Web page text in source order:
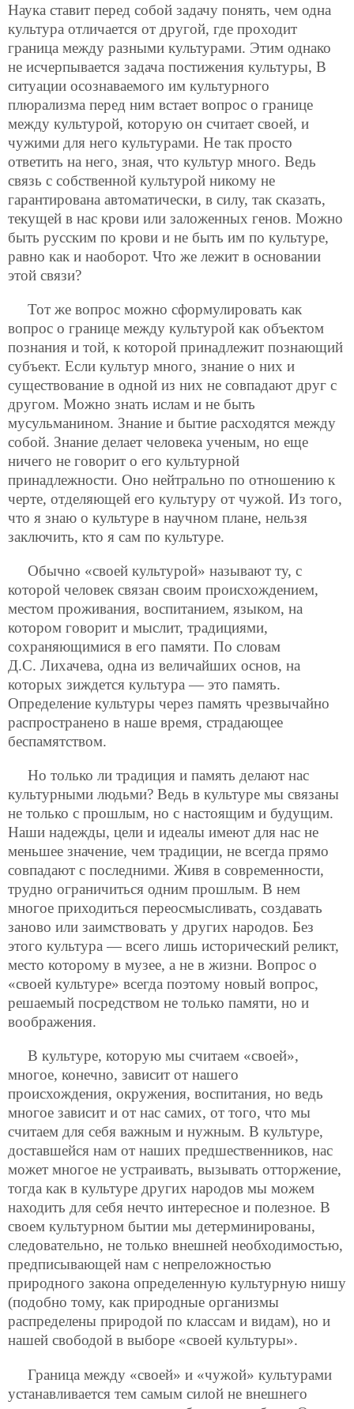
Наука ставит перед собой задачу понять, чем одна
культура отличается от другой, где проходит
граница между разными культурами. Этим однако
не исчерпывается задача постижения культуры, В
ситуации осознаваемого им культурного
плюрализма перед ним встает вопрос о границе
между культурой, которую он считает своей, и
чужими для него культурами. Не так просто
ответить на него, зная, что культур много. Ведь
связь с собственной культурой никому не
гарантирована автоматически, в силу, так сказать,
текущей в нас крови или заложенных генов. Можно
быть русским по крови и не быть им по культуре,
равно как и наоборот. Что же лежит в основании
этой связи?
Тот же вопрос можно сформулировать как
вопрос о границе между культурой как объектом
познания и той, к которой принадлежит познающий
субъект. Если культур много, знание о них и
существование в одной из них не совпадают друг с
другом. Можно знать ислам и не быть
мусульманином. Знание и бытие расходятся между
собой. Знание делает человека ученым, но еще
ничего не говорит о его культурной
принадлежности. Оно нейтрально по отношению к
черте, отделяющей его культуру от чужой. Из того,
что я знаю о культуре в научном плане, нельзя
заключить, кто я сам по культуре.
Обычно «своей культурой» называют ту, с
которой человек связан своим происхождением,
местом проживания, воспитанием, языком, на
котором говорит и мыслит, традициями,
сохраняющимися в его памяти. По словам
Д.С. Лихачева, одна из величайших основ, на
которых зиждется культура — это память.
Определение культуры через память чрезвычайно
распространено в наше время, страдающее
беспамятством.
Но только ли традиция и память делают нас
культурными людьми? Ведь в культуре мы связаны
не только с прошлым, но с настоящим и будущим.
Наши надежды, цели и идеалы имеют для нас не
меньшее значение, чем традиции, не всегда прямо
совпадают с последними. Живя в современности,
трудно ограничиться одним прошлым. В нем
многое приходиться переосмысливать, создавать
заново или заимствовать у других народов. Без
этого культура — всего лишь исторический реликт,
место которому в музее, а не в жизни. Вопрос о
«своей культуре» всегда поэтому новый вопрос,
решаемый посредством не только памяти, но и
воображения.
В культуре, которую мы считаем «своей»,
многое, конечно, зависит от нашего
происхождения, окружения, воспитания, но ведь
многое зависит и от нас самих, от того, что мы
считаем для себя важным и нужным. В культуре,
доставшейся нам от наших предшественников, нас
может многое не устраивать, вызывать отторжение,
тогда как в культуре других народов мы можем
находить для себя нечто интересное и полезное. В
своем культурном бытии мы детерминированы,
следовательно, не только внешней необходимостью,
предписывающей нам с непреложностью
природного закона определенную культурную нишу
(подобно тому, как природные организмы
распределены природой по классам и видам), но и
нашей свободой в выборе «своей культуры».
Граница между «своей» и «чужой» культурами
устанавливается тем самым силой не внешнего